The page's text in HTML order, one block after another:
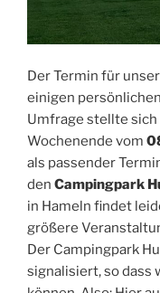
Der Termin für
einigen
Umfrage stellte
Wochenende vom
als passender
den Campingpark
in Hameln findet
größere
Der Campingpark
signalisiert, so dass